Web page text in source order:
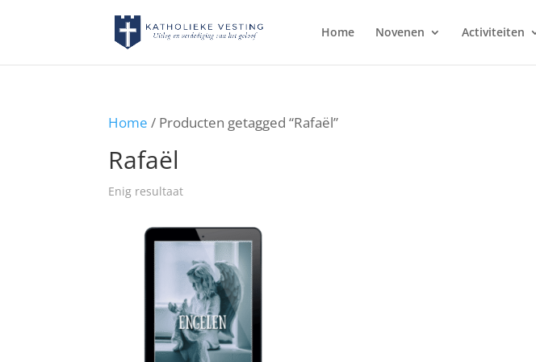
Home Novenen Activiteiten
Home / Producten getagged “Rafaël”
Rafaël
Enig resultaat